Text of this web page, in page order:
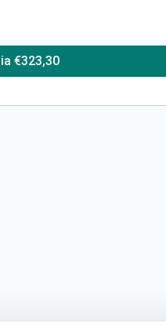
un attestato di
€323,30